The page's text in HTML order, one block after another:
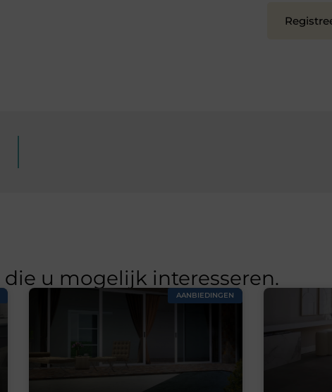
die u mogelijk interesseren.
AANBIEDINGEN